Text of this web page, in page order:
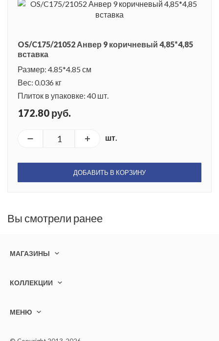
OS/C175/21052 Анвер 9 коричневый 4,85*4,85
вставка
Размер: 4.85*4.85 см
Вес: 0.036 кг
Плиток в упаковке: 40 шт.
172.80 руб.
шт.
ДОБАВИТЬ В КОРЗИНУ
Вы смотрели ранее
МАГАЗИНЫ
КОЛЛЕКЦИИ
МЕНЮ